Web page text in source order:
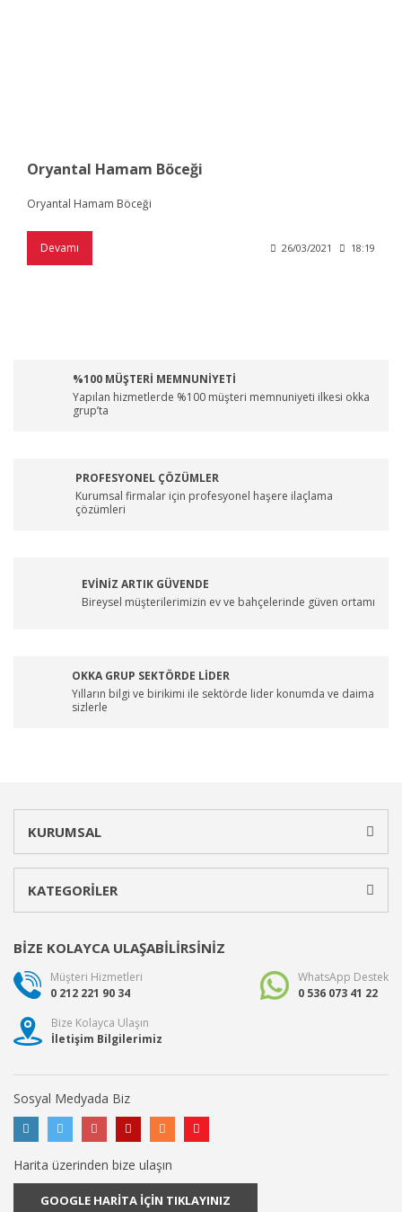
Oryantal Hamam Böceği
Oryantal Hamam Böceği
Devamı 26/03/2021 18:19
%100 MÜŞTERİ MEMNUNİYETİ
Yapılan hizmetlerde %100 müşteri memnuniyeti ilkesi okka
grup’ta
PROFESYONEL ÇÖZÜMLER
Kurumsal firmalar için profesyonel haşere ilaçlama
çözümleri
EVİNİZ ARTIK GÜVENDE
Bireysel müşterilerimizin ev ve bahçelerinde güven ortamı
OKKA GRUP SEKTÖRDE LİDER
Yılların bilgi ve birikimi ile sektörde lider konumda ve daima
sizlerle
KURUMSAL
KATEGORİLER
BİZE KOLAYCA ULAŞABİLİRSİNİZ
Müşteri Hizmetleri
0 212 221 90 34
WhatsApp Destek
0 536 073 41 22
Bize Kolayca Ulaşın
İletişim Bilgilerimiz
Sosyal Medyada Biz
Harita üzerinden bize ulaşın
GOOGLE HARİTA İÇİN TIKLAYINIZ